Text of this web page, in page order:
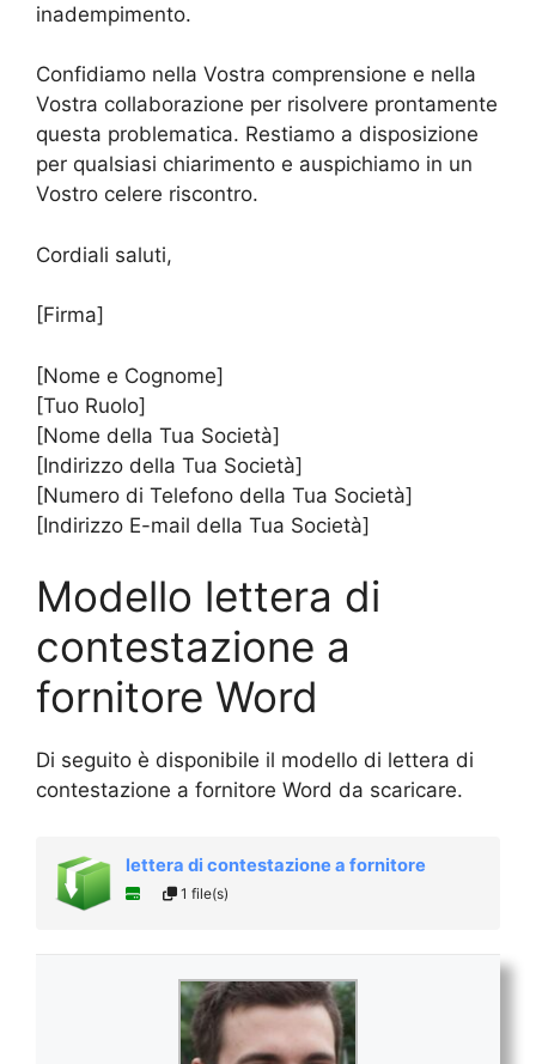
inadempimento.
Confidiamo nella Vostra comprensione e nella
Vostra collaborazione per risolvere prontamente
questa problematica. Restiamo a disposizione
per qualsiasi chiarimento e auspichiamo in un
Vostro celere riscontro.
Cordiali saluti,
[Firma]
[Nome e Cognome]
[Tuo Ruolo]
[Nome della Tua Società]
[Indirizzo della Tua Società]
[Numero di Telefono della Tua Società]
[Indirizzo E-mail della Tua Società]
Modello lettera di
contestazione a
fornitore Word
Di seguito è disponibile il modello di lettera di
contestazione a fornitore Word da scaricare.
lettera di contestazione a fornitore
1 file(s)